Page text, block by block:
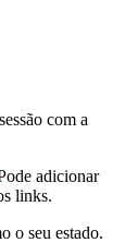
com a
adicionar
links.
o seu estado.